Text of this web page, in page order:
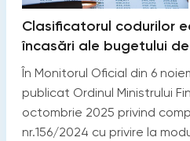
Clasificatorul codurilor
încasări ale bugetului
În Monitorul Oficial din 6
publicat Ordinul Ministrului
octombrie 2025 privind
nr.156/2024 cu privire la